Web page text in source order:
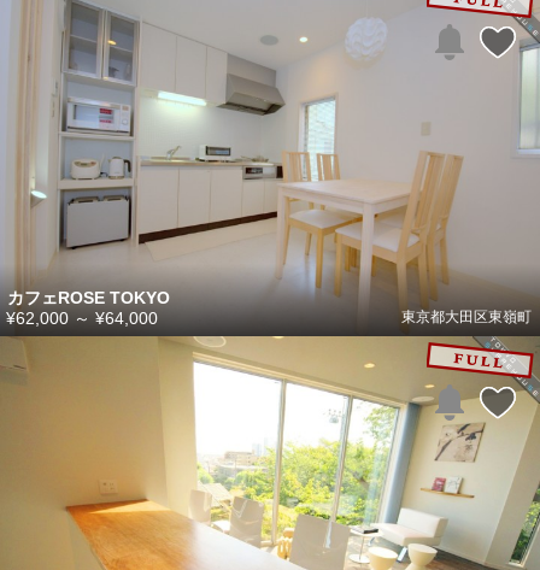
カフェROSE TOKYO
東京都大田区東嶺町
¥62,000 ～ ¥64,000